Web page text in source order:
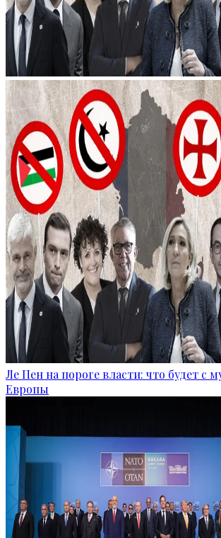
Ле Пен на пороге власти: что будет с
Европы